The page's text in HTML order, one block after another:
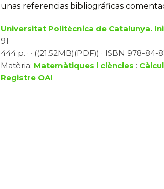
unas referencias bibliográficas
Universitat Politècnica de Catalunya.
91
444 p. · · ((21,52MB)(PDF)) · ISBN 978-84-
Matèria: Matemàtiques i ciències :
Registre OAI